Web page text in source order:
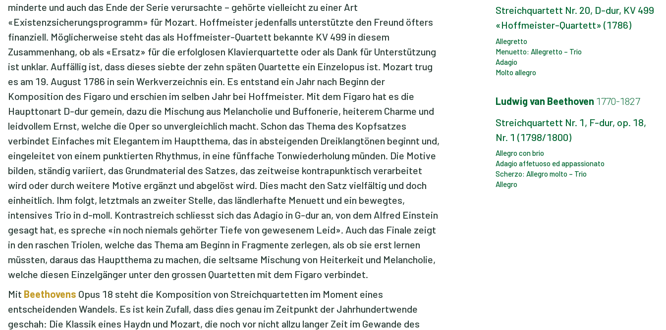
minderte und auch das Ende der Serie verursachte – gehörte vielleicht zu einer Art
«Existenzsicherungsprogramm» für Mozart. Hoffmeister jedenfalls unterstützte den Freund öfters
finanziell. Möglicherweise steht das als Hoffmeister-Quartett bekannte KV 499 in diesem
Zusammenhang, ob als «Ersatz» für die erfolglosen Klavierquartette oder als Dank für Unterstützung
ist unklar. Auffällig ist, dass dieses siebte der zehn späten Quartette ein Einzelopus ist. Mozart trug
es am 19. August 1786 in sein Werkverzeichnis ein. Es entstand ein Jahr nach Beginn der
Komposition des Figaro und erschien im selben Jahr bei Hoffmeister. Mit dem Figaro hat es die
Haupttonart D-dur gemein, dazu die Mischung aus Melancholie und Buffonerie, heiterem Charme und
leidvollem Ernst, welche die Oper so unvergleichlich macht. Schon das Thema des Kopfsatzes
verbindet Einfaches mit Elegantem im Hauptthema, das in absteigenden Dreiklangtönen beginnt und,
eingeleitet von einem punktierten Rhythmus, in eine fünffache Tonwiederholung münden. Die Motive
bilden, ständig variiert, das Grundmaterial des Satzes, das zeitweise kontrapunktisch verarbeitet
wird oder durch weitere Motive ergänzt und abgelöst wird. Dies macht den Satz vielfältig und doch
einheitlich. Ihm folgt, letztmals an zweiter Stelle, das ländlerhafte Menuett und ein bewegtes,
intensives Trio in d-moll. Kontrastreich schliesst sich das Adagio in G-dur an, von dem Alfred Einstein
gesagt hat, es spreche «in noch niemals gehörter Tiefe von gewesenem Leid». Auch das Finale zeigt
in den raschen Triolen, welche das Thema am Beginn in Fragmente zerlegen, als ob sie erst lernen
müssten, daraus das Hauptthema zu machen, die seltsame Mischung von Heiterkeit und Melancholie,
welche diesen Einzelgänger unter den grossen Quartetten mit dem Figaro verbindet.
Mit Beethovens Opus 18 steht die Komposition von Streichquartetten im Moment eines
entscheidenden Wandels. Es ist kein Zufall, dass dies genau im Zeitpunkt der Jahrhundertwende
geschah: Die Klassik eines Haydn und Mozart, die noch vor nicht allzu langer Zeit im Gewande des
Streichquartett Nr. 20, D-dur, KV 499
«Hoffmeister-Quartett» (1786)
Allegretto
Menuetto: Allegretto – Trio
Adagio
Molto allegro
Ludwig van Beethoven 1770-1827
Streichquartett Nr. 1, F-dur, op. 18,
Nr. 1 (1798/1800)
Allegro con brio
Adagio affetuoso ed appassionato
Scherzo: Allegro molto – Trio
Allegro